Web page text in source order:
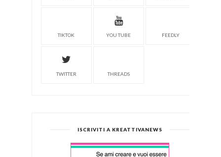
TIKTOK YOU TUBE FEEDLY
TWITTER THREADS
ISCRIVITI A KREATTIVANEWS